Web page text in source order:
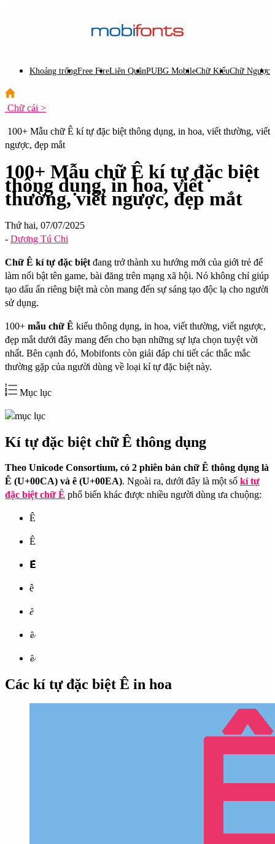
Khoảng trốngFree FireLiên QuânPUBG MobileChữ KiểuChữ Ngược
Chữ cái >
100+ Mẫu chữ Ê kí tự đặc biệt thông dụng, in hoa, viết thường, viết
ngược, đẹp mắt
100+ Mẫu chữ Ê kí tự đặc biệt
thông dụng, in hoa, viết
thường, viết ngược, đẹp mắt
Thứ hai, 07/07/2025
- Dương Tú Chi
Chữ Ê kí tự đặc biệt đang trở thành xu hướng mới của giới trẻ để
làm nổi bật tên game, bài đăng trên mạng xã hội. Nó không chỉ giúp
tạo dấu ấn riêng biệt mà còn mang đến sự sáng tạo độc lạ cho người
sử dụng.
100+ mẫu chữ Ê kiểu thông dụng, in hoa, viết thường, viết ngược,
đẹp mắt dưới đây mang đến cho bạn những sự lựa chọn tuyệt vời
nhất. Bên cạnh đó, Mobifonts còn giải đáp chi tiết các thắc mắc
thường gặp của người dùng về loại kí tự đặc biệt này.
Mục lục
Kí tự đặc biệt chữ Ê thông dụng
Theo Unicode Consortium, có 2 phiên bản chữ Ê thông dụng là
Ê (U+00CA) và ê (U+00EA). Ngoài ra, dưới đây là một số kí tự
đặc biệt chữ Ê phổ biến khác được nhiều người dùng ưa chuộng:
Ê
Ê
𝗘̂̂
ê
𝑒̂
𝓮̂
𝓮̂
Các kí tự đặc biệt Ê in hoa